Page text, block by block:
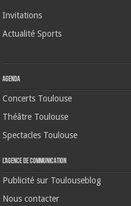
Invitations
Actualité Sports
Agenda
Concerts Toulouse
Théâtre Toulouse
Spectacles Toulouse
L’agence de communication
Publicité sur Toulouseblog
Nous contacter